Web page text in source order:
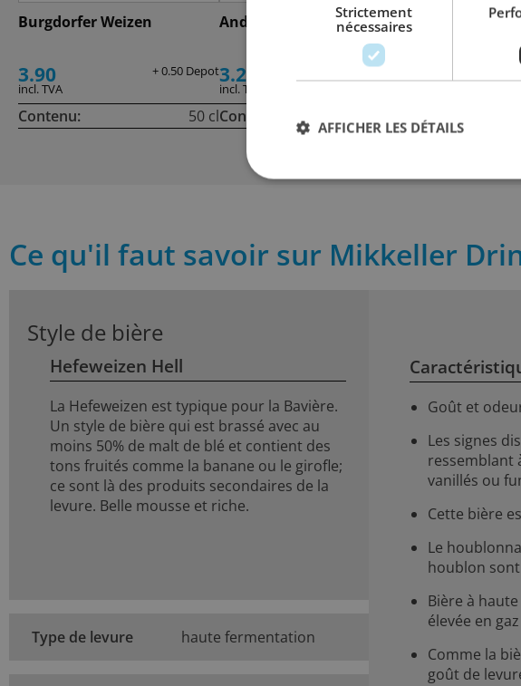
Burgdorfer Weizen
3.90
+ 0.50 Depot
incl. TVA
Contenu: 50 cl
Andechser Weissbier Hell
3.20
+ 0.30 Depot
incl. TVA
Contenu:
Docteur
5.50
Contenu:
Ce qu'il faut savoir sur Mikkeller
Style de bière
Hefeweizen Hell
La Hefeweizen est typique pour la Bavière.
Un style de bière qui est brassé avec au
moins 50% de malt de blé et contient des
tons fruités comme la banane ou le girofle;
ce sont là des produits secondaires de la
levure. Belle mousse et riche.
Type de levure haute fermentation
Goût et
Les signes
ressemblant
vanillés ou
Cette bière
Le
houblon
Bière à
élevée en
Comme la
goût de
Strictement
nécessaires
AFFICHER LES DÉTAILS